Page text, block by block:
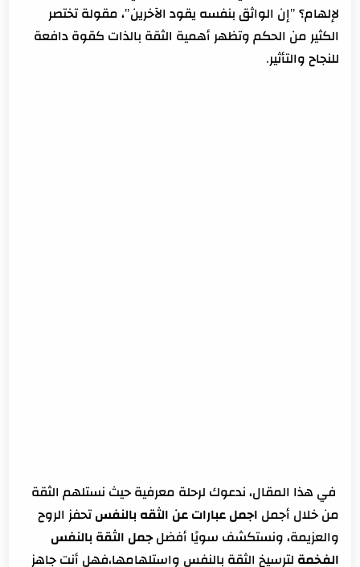
لإلهام؟ "إن الواثق بنفسه يقود الآخرين"، مقولة تختصر
الكثير من الحكم وتظهر أهمية الثقة بالذات كقوة دافعة
للنجاح والتأثير.
في هذا المقال، ندعوك لرحلة معرفية حيث نستلهم الثقة
من خلال أجمل اجمل عبارات عن الثقه بالنفس تحفز الروح
والعزيمة، ونستكشف سويًا أفضلجمل الثقة بالنفس
الفخمة لترسيخ الثقة بالنفس واستلهامها،فهل أنت جاهز